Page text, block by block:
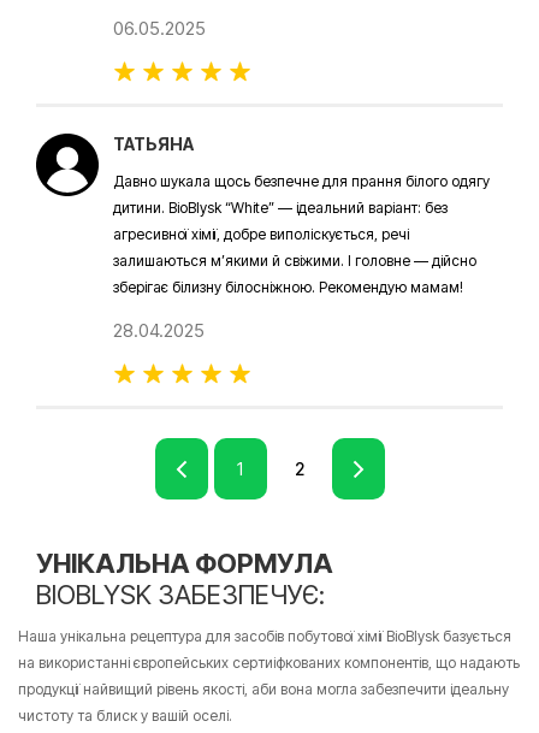
06.05.2025
ТАТЬЯНА
Давно шукала щось безпечне для прання білого одягу
дитини. BioBlysk “White” — ідеальний варіант: без
агресивної хімії, добре виполіскується, речі
залишаються м’якими й свіжими. І головне — дійсно
зберігає білизну білосніжною. Рекомендую мамам!
28.04.2025
1 2
УНІКАЛЬНА ФОРМУЛА
BIOBLYSK ЗАБЕЗПЕЧУЄ:
Наша унікальна рецептура для засобів побутової хімії BioBlysk базується
на використанні європейських сертиіфкованих компонентів, що надають
продукції найвищий рівень якості, аби вона могла забезпечити ідеальну
чистоту та блиск у вашій оселі.